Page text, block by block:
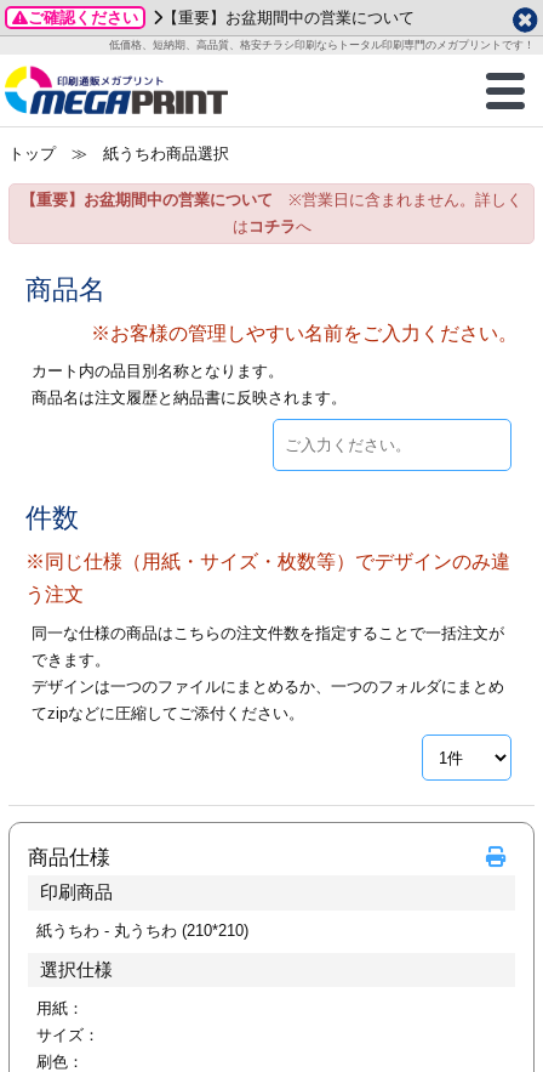
ご確認ください 【重要】お盆期間中の営業について
低価格、短納期、高品質、格安チラシ印刷ならトータル印刷専門のメガプリントです！
商品一覧
グッズ
ステッカー
ックカード印刷
業ツール印刷
ィ・販促グッズ
イズ
ご利用ガイド
お客様へ
いて
方法
/送料について
刷
カード印刷
ックカード名刺
ムカード
印刷
ー印刷
ード印刷
刷
印刷
フォルダー
ファイル印刷
印刷
データ作成ガイド
成前に
ガイド
加工指示ガイド
テンプレート
ード印刷
名刺印刷
ックカード
ード印刷
刷
印刷
形マル型
印刷
名刺印刷
印刷
ムカード印刷
ード印刷
一覧
わせ
り
プル請求
2026年 8月
月
火 水 木 金
土
3
4 5 6 7
8
15
24
25
2026年 9月
月
火 水 木 金
土
12
21
22
28
29 30
・・休業日
トップ≫ 紙うちわ商品選択
【重要】お盆期間中の営業について ※営業日に含まれません。詳しく
は コチラへ
商品名
※お客様の管理しやすい名前をご入力ください。
カート内の品目別名称となります。
商品名は注文履歴と納品書に反映されます。
件数
※同じ仕様（用紙・サイズ・枚数等）でデザインのみ違
う注文
同一な仕様の商品はこちらの注文件数を指定することで一括注文が
できます。
デザインは一つのファイルにまとめるか、一つのフォルダにまとめ
てzipなどに圧縮してご添付ください。
商品仕様
印刷商品
紙うちわ- 丸うちわ (210*210)
選択仕様
用紙：
サイズ：
刷色：